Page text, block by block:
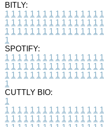
BITLY:
1 1 1 1 1 1 1 1 1 1 1 1 1 1 1 1
1 1 1 1 1 1 1 1 1 1 1 1 1 1 1 1
1 1 1 1 1 1 1 1 1 1 1 1 1 1 1 1
1
SPOTIFY:
1 1 1 1 1 1 1 1 1 1 1 1 1 1 1 1
1 1 1 1 1 1 1 1 1 1 1 1 1 1 1 1
1 1 1 1 1 1 1 1 1 1 1 1 1 1 1 1
1
CUTTLY BIO:
1
1 1 1 1 1 1 1 1 1 1 1 1 1 1 1 1
1 1 1 1 1 1 1 1 1 1 1 1 1 1 1 1